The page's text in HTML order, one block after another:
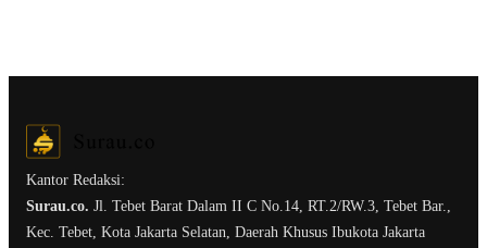
Kantor Redaksi:
Surau.co. Jl. Tebet Barat Dalam II C No.14, RT.2/RW.3, Tebet Bar.,
Kec. Tebet, Kota Jakarta Selatan, Daerah Khusus Ibukota Jakarta